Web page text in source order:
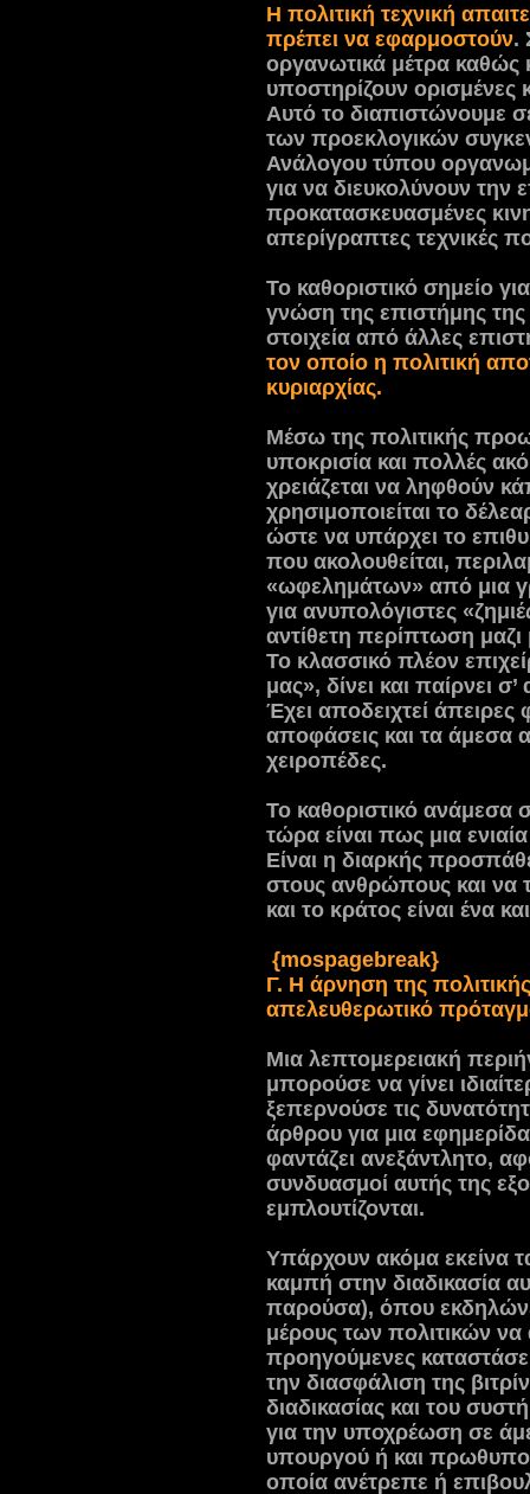
Η πολιτική τεχνική
πρέπει να εφαρμοστούν.
οργανωτικά μέτρα καθώς
υποστηρίζουν ορισμένες
Αυτό το διαπιστώνουμε
των προεκλογικών
Ανάλογου τύπου
για να διευκολύνουν την
προκατασκευασμένες
απερίγραπτες τεχνικές
Το καθοριστικό σημείο
γνώση της επιστήμης της
στοιχεία από άλλες
τον οποίο η πολιτική
κυριαρχίας.
Μέσω της πολιτικής
υποκρισία και πολλές
χρειάζεται να ληφθούν
χρησιμοποιείται το
ώστε να υπάρχει το
που ακολουθείται,
«ωφελημάτων» από μια
για ανυπολόγιστες
αντίθετη περίπτωση μαζι
Το κλασσικό πλέον
μας», δίνει και παίρνει
Έχει αποδειχτεί
αποφάσεις και τα άμεσα
χειροπέδες.
Το καθοριστικό ανάμεσα
τώρα είναι πως μια
Είναι η διαρκής
στους ανθρώπους και να
και το κράτος είναι ένα
{mospagebreak}
Γ. Η άρνηση της
απελευθερωτικό
Μια λεπτομερειακή
μπορούσε να γίνει
ξεπερνούσε τις
άρθρου για μια
φαντάζει ανεξάντλητο,
συνδυασμοί αυτής της
εμπλουτίζονται.
Υπάρχουν ακόμα εκείνα
καμπή στην διαδικασία
παρούσα), όπου
μέρους των πολιτικών να
προηγούμενες
την διασφάλιση της
διαδικασίας και του
για την υποχρέωση σε
υπουργού ή και
οποία ανέτρεπε ή